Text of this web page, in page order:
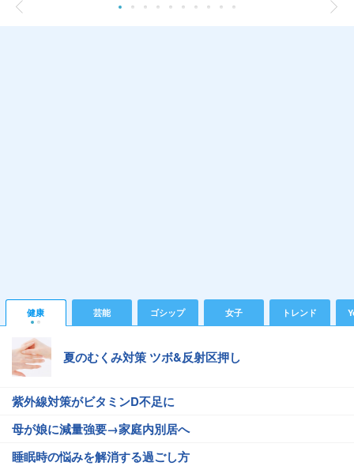
健康 芸能 ゴシップ 女子 トレンド
夏のむくみ対策 ツボ&反射区押し
紫外線対策がビタミンD不足に
母が娘に減量強要→家庭内別居へ
睡眠時の悩みを解消する過ごし方